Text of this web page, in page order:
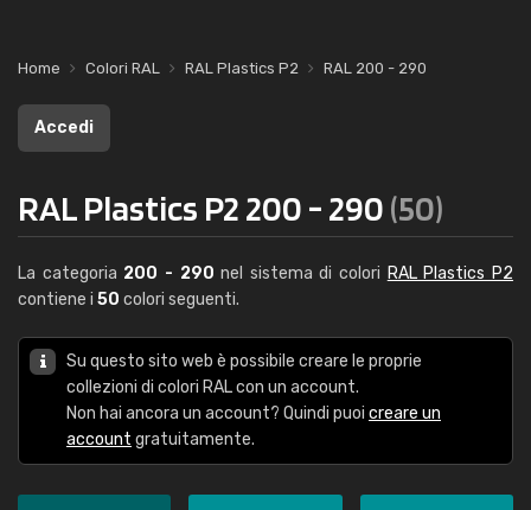
Home Colori RAL RAL Plastics P2 RAL 200 - 290
Accedi
RAL Plastics P2 200 - 290(50)
La categoria 200 - 290 nel sistema di colori RAL Plastics P2
contiene i 50 colori seguenti.
Su questo sito web è possibile creare le proprie
collezioni di colori RAL con un account.
Non hai ancora un account? Quindi puoi creare un
account gratuitamente.